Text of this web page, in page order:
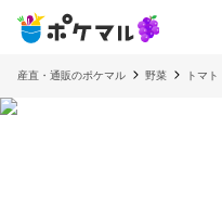
産直・通販のポケマル 野菜 トマト